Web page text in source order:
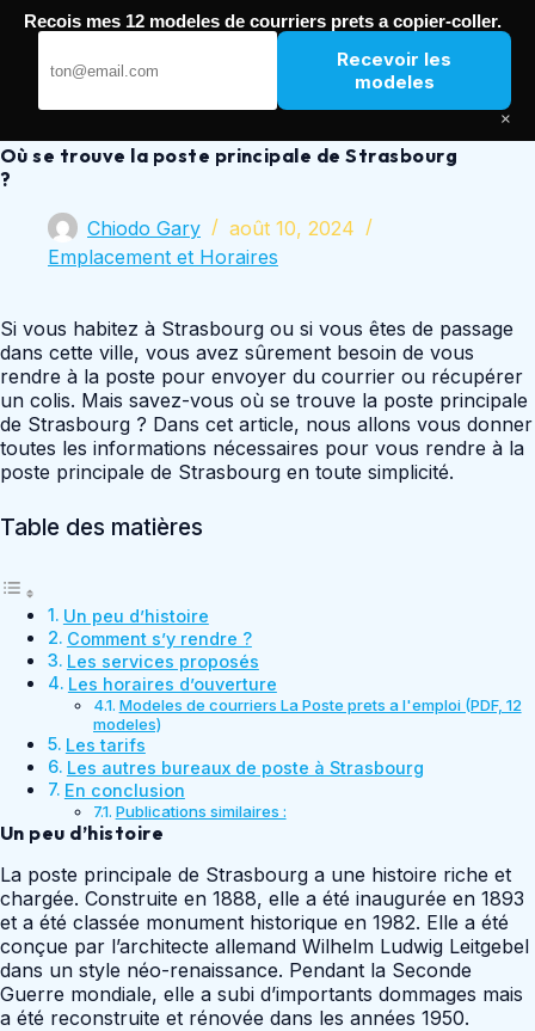
Passer
Où se trouve la poste principale de Strasbourg
?
Chiodo Gary
août 10, 2024
Emplacement et Horaires
Si vous habitez à Strasbourg ou si vous êtes de passage
dans cette ville, vous avez sûrement besoin de vous
rendre à la poste pour envoyer du courrier ou récupérer
un colis. Mais savez-vous où se trouve la poste principale
de Strasbourg ? Dans cet article, nous allons vous donner
toutes les informations nécessaires pour vous rendre à la
poste principale de Strasbourg en toute simplicité.
Table des matières
Un peu d’histoire
Comment s’y rendre ?
Les services proposés
Les horaires d’ouverture
Modeles de courriers La Poste prets a l'emploi (PDF, 12
modeles)
Les tarifs
Les autres bureaux de poste à Strasbourg
En conclusion
Publications similaires :
Un peu d’histoire
La poste principale de Strasbourg a une histoire riche et
chargée. Construite en 1888, elle a été inaugurée en 1893
et a été classée monument historique en 1982. Elle a été
conçue par l’architecte allemand Wilhelm Ludwig Leitgebel
dans un style néo-renaissance. Pendant la Seconde
Guerre mondiale, elle a subi d’importants dommages mais
a été reconstruite et rénovée dans les années 1950.
Recois mes 12 modeles de courriers prets a copier-coller.
Recevoir les
modeles
×